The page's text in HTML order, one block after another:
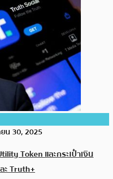
ยน 30, 2025
Token และกระเป๋าเงิน
ะ Truth+